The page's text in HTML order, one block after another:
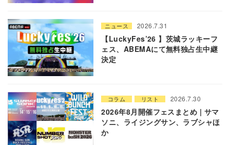
ニュース 2026.7.31
【LuckyFes’26 】茨城ラッキーフ
ェス、ABEMAにて無料独占生中継
決定
コラム リスト 2026.7.30
2026年8月開催フェスまとめ | サマ
ソニ、ライジングサン、ラブシャほ
か